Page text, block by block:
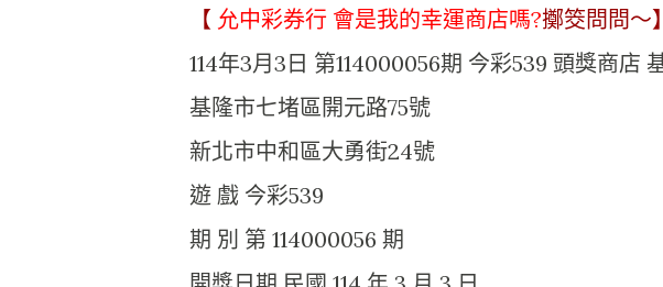
【 允中彩券行 會是我的幸運商店嗎?擲筊問問～】
114年3月3日 第114000056期 今彩539 頭獎商店
基隆市七堵區開元路75號
新北市中和區大勇街24號
遊 戲 今彩539
期 別 第 114000056 期